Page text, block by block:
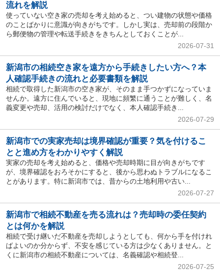
流れを解説
使っていない空き家の売却を考え始めると、つい建物の状態や価格
のことばかりに意識が向きがちです。しかし実は、売却前の段階か
ら郵便物の管理や転送手続きをきちんとしておくことが...
2026-07-31
新潟市の相続空き家を遠方から手続きしたい方へ？本
人確認手続きの流れと必要書類を解説
相続で取得した新潟市の空き家が、そのまま手つかずになっていま
せんか。遠方に住んでいると、現地に頻繁に通うことが難しく、名
義変更や売却、活用の検討だけでなく、本人確認手続き...
2026-07-29
新潟市での実家売却は境界確認が重要？気を付けるこ
とと進め方をわかりやすく解説
実家の売却を考え始めると、価格や売却時期に目が向きがちです
が、境界確認をおろそかにすると、後から思わぬトラブルになるこ
とがあります。特に新潟市では、昔からの土地利用や古い...
2026-07-27
新潟市で相続不動産を売る流れは？売却時の委任契約
とは何かを解説
相続で受け継いだ不動産を売却しようとしても、何から手を付けれ
ばよいのか分からず、不安を感じている方は少なくありません。と
くに新潟市の相続不動産については、名義確認や相続登...
2026-07-25